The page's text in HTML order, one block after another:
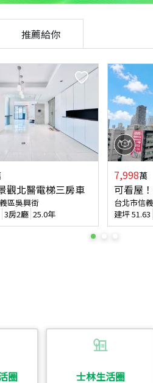
圈 士林生活圈
推薦給你
觀北醫電梯三房車
區吳興街
3房2廳 25.0年
7,998萬
可看屋
台北市信
建坪51.63